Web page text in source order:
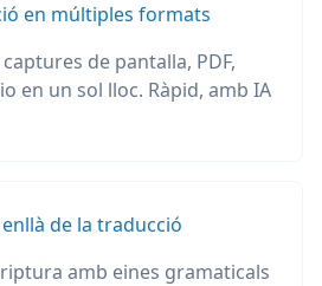
en múltiples formats
de pantalla, PDF,
en un sol lloc. Ràpid, amb IA
de la traducció
amb eines gramaticals